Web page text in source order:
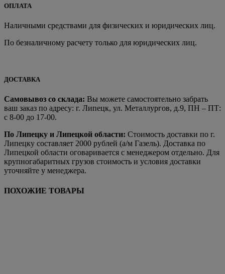
ОПЛАТА
Наличными средствами для физических и юридических лиц.
По безналичному расчету только для юридических лиц.
ДОСТАВКА
Самовывоз со склада: Вы можете самостоятельно забрать
ваш заказ по адресу: г. Липецк, ул. Металлургов, д.9, ПН – ПТ:
с 8-00 до 17-00.
По Липецку и Липецкой области: Стоимость доставки по г.
Липецку составляет 2000 рублей (а/м Газель). Доставка по
Липецкой области оговаривается с менеджером отдельно. Для
крупногабаритных грузов стоимость и условия доставки
уточняйте у менеджера.
ПОХОЖИЕ ТОВАРЫ